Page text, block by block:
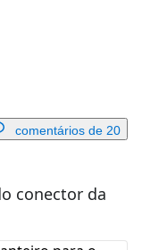
comentários de 20
conector da